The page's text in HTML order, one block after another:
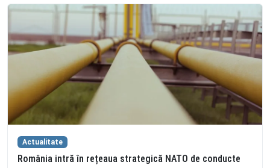
Actualitate
România intră în rețeaua strategică NATO de conducte